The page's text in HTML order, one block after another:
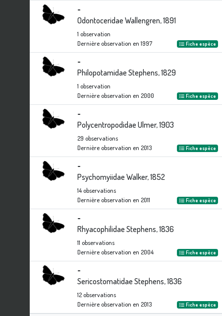
-
Odontoceridae Wallengren, 1891
1 observation
Dernière observation en 1997 Fiche espèce
-
Philopotamidae Stephens, 1829
1 observation
Dernière observation en 2000 Fiche espèce
-
Polycentropodidae Ulmer, 1903
29 observations
Dernière observation en 2013 Fiche espèce
-
Psychomyiidae Walker, 1852
14observations
Dernière observation en 2011 Fiche espèce
-
Rhyacophilidae Stephens, 1836
11 observations
Dernière observation en 2004 Fiche espèce
-
Sericostomatidae Stephens, 1836
12observations
Dernière observation en 2013 Fiche espèce